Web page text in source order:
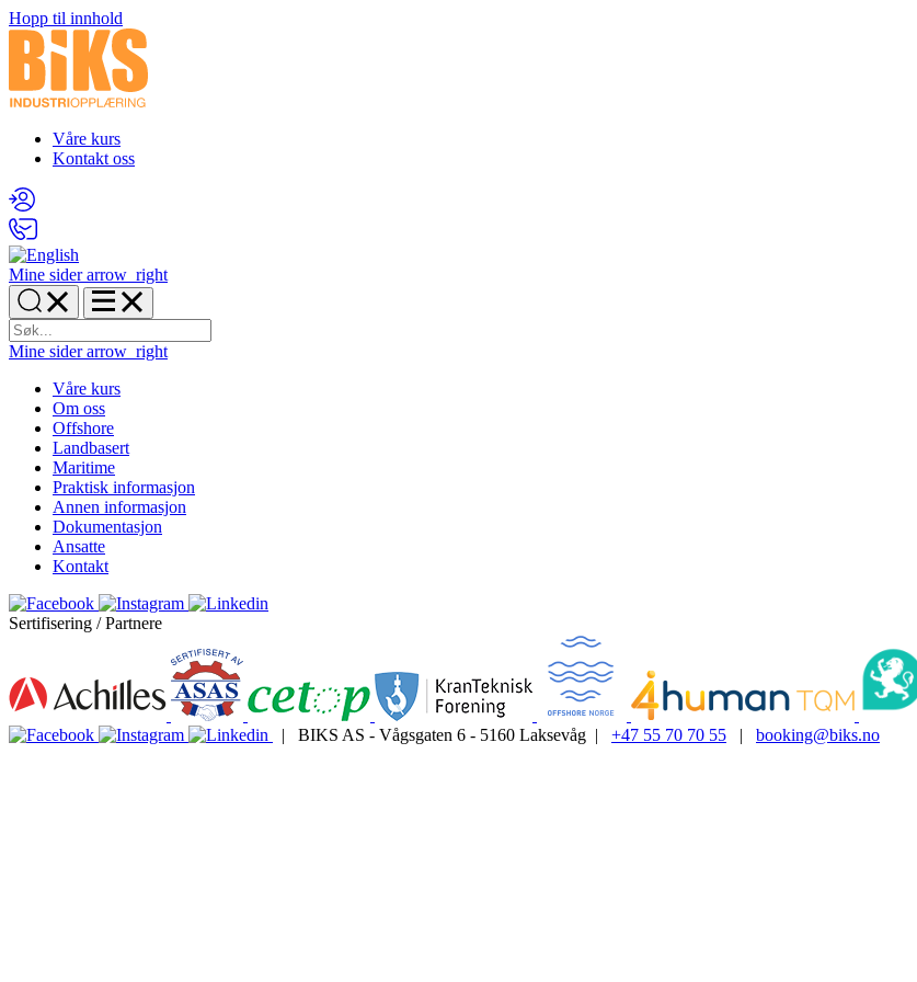
Hopp til innhold
Våre kurs
Kontakt oss
Mine sider arrow_right
Mine sider arrow_right
Våre kurs
Om oss
Offshore
Landbasert
Maritime
Praktisk informasjon
Annen informasjon
Dokumentasjon
Ansatte
Kontakt
Sertifisering / Partnere
| BIKS AS - Vågsgaten 6 - 5160 Laksevåg | +47 55 70 70 55 | booking@biks.no